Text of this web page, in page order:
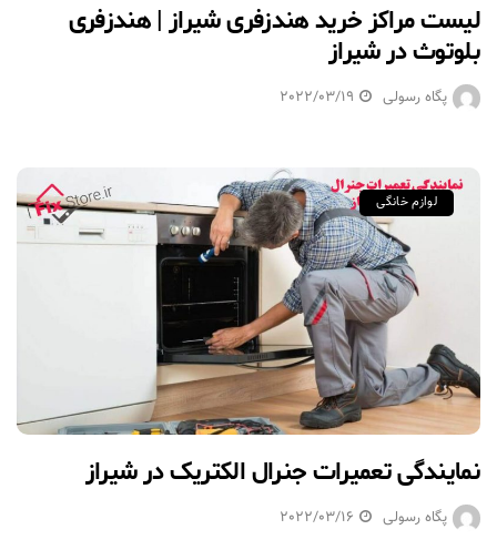
لیست مراکز خرید هندزفری شیراز | هندزفری
بلوتوث در شیراز
پگاه رسولی 2022/03/19
لوازم خانگی
نمایندگی تعمیرات جنرال الکتریک در شیراز
پگاه رسولی 2022/03/16